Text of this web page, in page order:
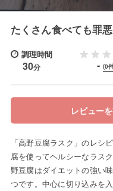
たくさん食べても罪
調理時間
30分 - (0
レビュー
「高野豆腐ラスク」のレシ
腐を使ってヘルシーなラス
野豆腐はダイエットの強い
つです。中心に切り込みを